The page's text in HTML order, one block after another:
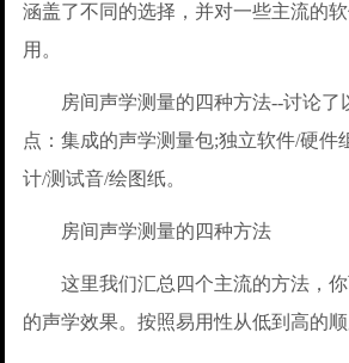
涵盖了不同的选择，并对一些主流的
用。
房间声学测量的四种方法--讨论了
点：集成的声学测量包;独立软件/硬件
计/测试音/绘图纸。
房间声学测量的四种方法
这里我们汇总四个主流的方法，你
的声学效果。按照易用性从低到高的顺